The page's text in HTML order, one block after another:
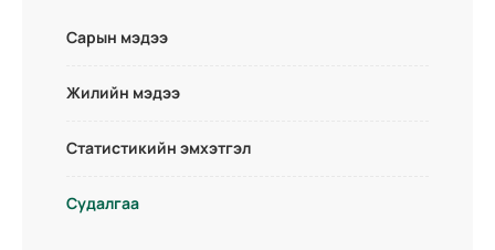
Сарын мэдээ
Жилийн мэдээ
Статистикийн эмхэтгэл
Судалгаа